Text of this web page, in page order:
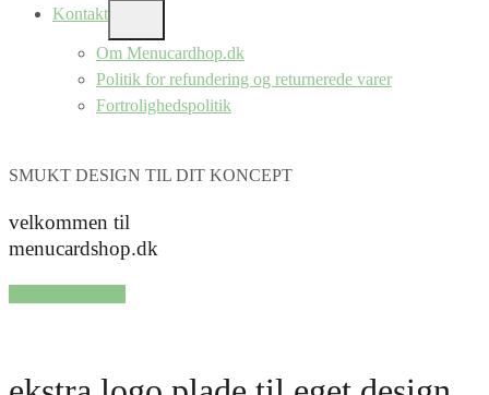
Kontakt
SUB
MENU
Om Menucardhop.dk
Politik for refundering og returnerede varer
Fortrolighedspolitik
SMUKT DESIGN TIL DIT KONCEPT
velkommen til
menucardshop.dk